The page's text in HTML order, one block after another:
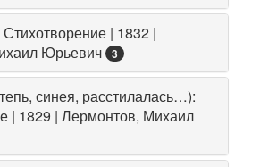
| 1832 |
Юрьевич
3
синея, расстилалась…):
| 1829 | Лермонтов, Михаил